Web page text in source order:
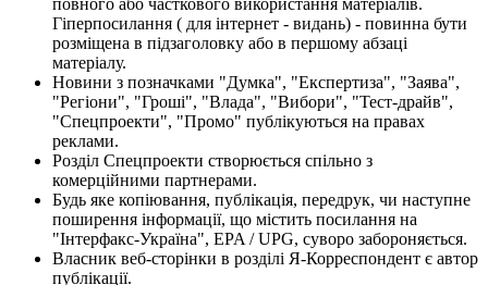
Гіперпосилання ( для інтернет - видань) - повинна бути
розміщена в підзаголовку або в першому абзаці
матеріалу.
Новини з позначками "Думка", "Експертиза", "Заява",
"Регіони", "Гроші", "Влада", "Вибори", "Тест-драйв",
"Спецпроекти", "Промо" публікуються на правах
реклами.
Розділ Спецпроекти створюється спільно з
комерційними партнерами.
Будь яке копіювання, публікація, передрук, чи наступне
поширення інформації, що містить посилання на
"Інтерфакс-Україна", EPA / UPG, суворо забороняється.
Власник веб-сторінки в розділі Я-Корреспондент є автор
публікації.